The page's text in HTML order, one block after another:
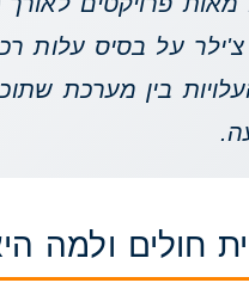
על בסיס עלות
פער העלויות בין
חולים ולמה